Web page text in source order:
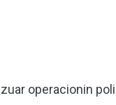
operacionin